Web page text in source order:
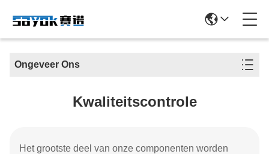
Ongeveer Ons
Kwaliteitscontrole
Het grootste deel van onze componenten worden